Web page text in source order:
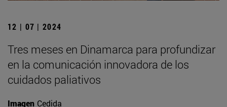
12 | 07 | 2024
Tres meses en Dinamarca para profundizar
en la comunicación innovadora de los
cuidados paliativos
Imagen Cedida